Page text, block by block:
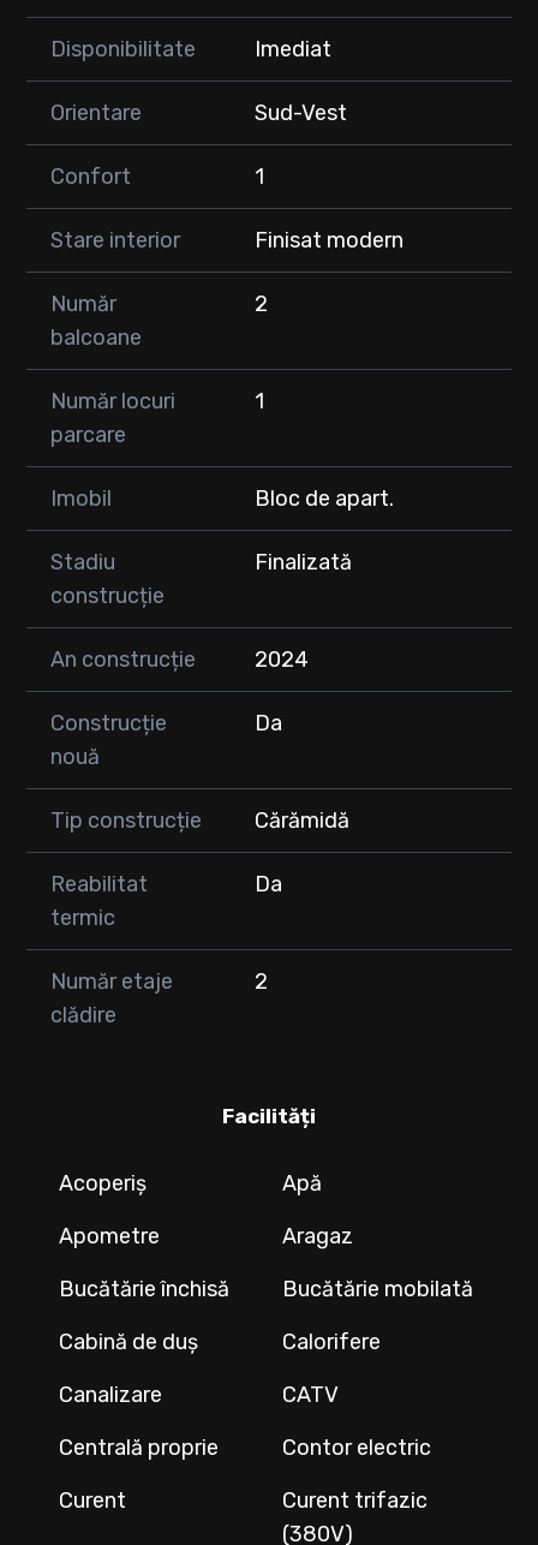
Disponibilitate Imediat
Orientare Sud-Vest
Confort 1
Stare interior Finisat modern
Număr
balcoane
2
Număr locuri
parcare
1
Imobil Bloc de apart.
Stadiu
construcție
Finalizată
An construcție 2024
Construcție
nouă
Da
Tip construcție Cărămidă
Reabilitat
termic
Da
Număr etaje
clădire
2
Facilități
Acoperiș
Apă
Apometre
Aragaz
Bucătărie închisă
Bucătărie mobilată
Cabină de duș
Calorifere
Canalizare
CATV
Centrală proprie
Contor electric
Curent
Curent trifazic
(380V)